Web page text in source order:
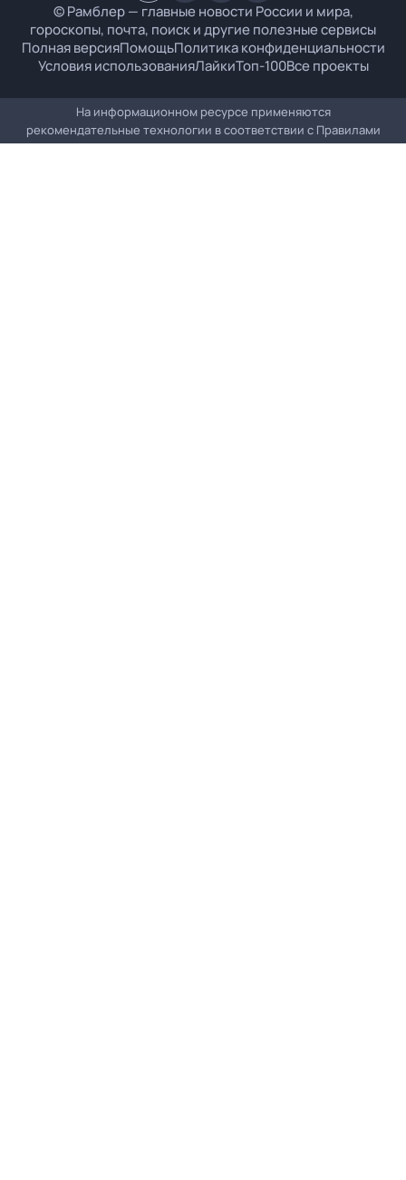
© Рамблер — главные новости России и мира,
гороскопы, почта, поиск и другие полезные сервисы
Полная версияПомощьПолитика конфиденциальности
Условия использованияЛайкиТоп-100Все проекты
На информационном ресурсе применяются
рекомендательные технологии в соответствии с Правилами